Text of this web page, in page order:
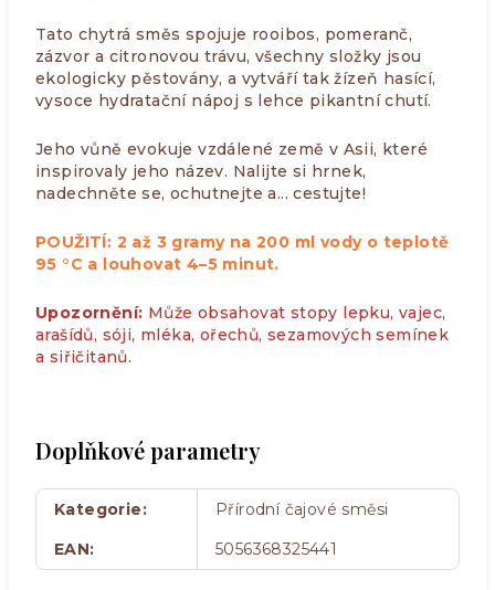
Tato chytrá směs spojuje rooibos, pomeranč,
zázvor a citronovou trávu, všechny složky jsou
ekologicky pěstovány, a vytváří tak žízeň hasící,
vysoce hydratační nápoj s lehce pikantní chutí.
Jeho vůně evokuje vzdálené země v Asii, které
inspirovaly jeho název. Nalijte si hrnek,
nadechněte se, ochutnejte a... cestujte!
POUŽITÍ: 2 až 3 gramy na 200 ml vody o teplotě
95 °C a louhovat 4–5 minut.
Upozornění: Může obsahovat stopy lepku, vajec,
arašídů, sóji, mléka, ořechů, sezamových semínek
a siřičitanů.
Doplňkové parametry
Kategorie:
Přírodní čajové směsi
EAN: 5056368325441